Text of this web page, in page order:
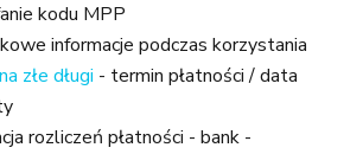
kodu MPP
informacje podczas korzystania
złe długi - termin płatności / data
rozliczeń płatności - bank -